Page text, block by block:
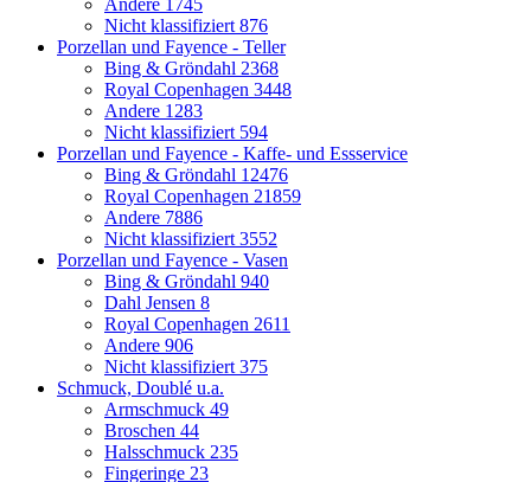
Nicht klassifiziert 876
Porzellan und Fayence - Teller
Bing & Gröndahl 2368
Royal Copenhagen 3448
Andere 1283
Nicht klassifiziert 594
Porzellan und Fayence - Kaffe- und Essservice
Bing & Gröndahl 12476
Royal Copenhagen 21859
Andere 7886
Nicht klassifiziert 3552
Porzellan und Fayence - Vasen
Bing & Gröndahl 940
Dahl Jensen 8
Royal Copenhagen 2611
Andere 906
Nicht klassifiziert 375
Schmuck, Doublé u.a.
Armschmuck 49
Broschen 44
Halsschmuck 235
Fingeringe 23